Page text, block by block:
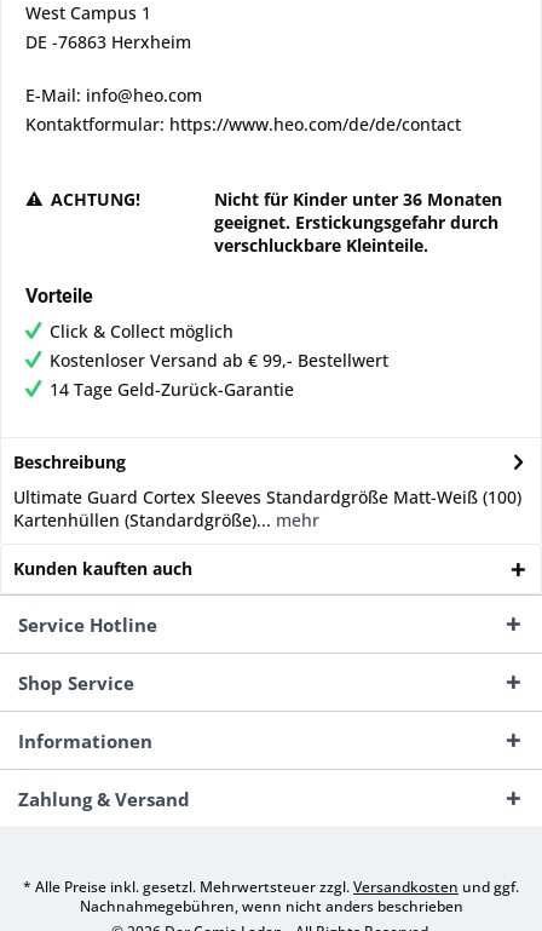
West Campus 1
DE -76863 Herxheim
E-Mail: info@heo.com
Kontaktformular: https://www.heo.com/de/de/contact
ACHTUNG!
Nicht für Kinder unter 36 Monaten
geeignet. Erstickungsgefahr durch
verschluckbare Kleinteile.
Vorteile
Click & Collect möglich
Kostenloser Versand ab € 99,- Bestellwert
14 Tage Geld-Zurück-Garantie
Beschreibung
Ultimate Guard Cortex Sleeves Standardgröße Matt-Weiß (100)
Kartenhüllen (Standardgröße)... mehr
Kunden kauften auch
Service Hotline
Shop Service
Informationen
Zahlung & Versand
* Alle Preise inkl. gesetzl. Mehrwertsteuer zzgl.Versandkosten und ggf.
Nachnahmegebühren, wenn nicht anders beschrieben